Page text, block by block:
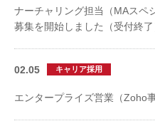
ナーチャリング担当（MAスペ
募集を開始しました（受付終了
02.05 キャリア採用
エンタープライズ営業（Zoho